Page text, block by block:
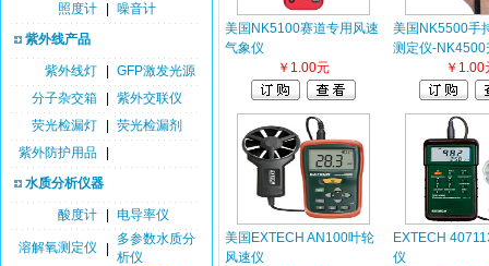
照度计
噪音计
紫外线产品
紫外线灯
GFP激发光源
分子杂交箱
紫外交联仪
荧光检漏灯
荧光检漏剂
紫外防护用品
水质分析仪器
酸度计 电导率仪
溶解氧测定仪
多参数水质分
析仪
美国NK5100赛道专用风速
气象仪
￥1.00元
美国NK5500手
测定仪-NK4500
￥1.00
美国EXTECH AN100叶轮
风速仪
EXTECH
仪